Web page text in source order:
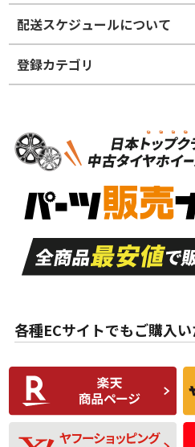
※商品ランクは出品者の主観によ
かじめご了承く
ホイールランク
S
品）
A
走行距離も少なく、
目立つ傷もほとんど
ない中古品
な中古品
C
比較的きれいな中古
品
D
使用感や目立つ傷が
あり、一般的な中古
配送スケジュールについて
登録カテゴリ
スタッドレスタイヤのみ
各種ECサイトでもご購入い